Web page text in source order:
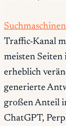
Traffic-Kanal
meisten Seiten
erheblich
generierte
großen Anteil
ChatGPT,